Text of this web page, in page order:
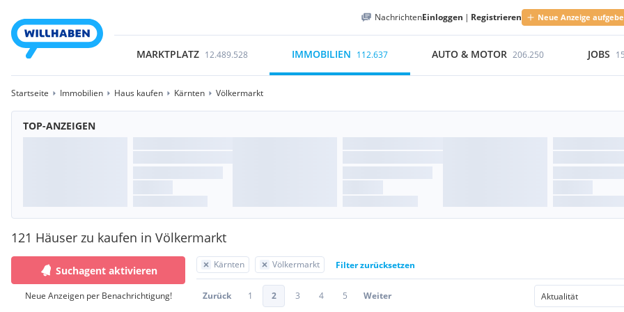
NachrichtenEinloggen | Registrieren Neue Anzeige
MARKTPLATZ 12.489.528 IMMOBILIEN 112.637 AUTO & MOTOR 206.250 JOBS
Startseite Immobilien Haus kaufen Kärnten Völkermarkt
TOP-ANZEIGEN
121 Häuser zu kaufen in Völkermarkt
Suchagent aktivieren
Neue Anzeigen per Benachrichtigung!
Kärnten Völkermarkt Filter zurücksetzen
Zurück 1 2 3 4 5 Weiter